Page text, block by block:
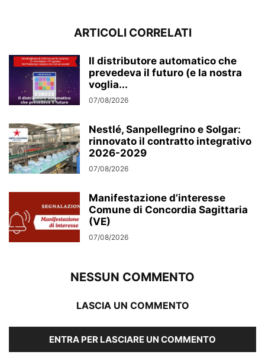
ARTICOLI CORRELATI
Il distributore automatico che
prevedeva il futuro (e la nostra
voglia...
07/08/2026
Nestlé, Sanpellegrino e Solgar:
rinnovato il contratto integrativo
2026-2029
07/08/2026
Manifestazione d’interesse
Comune di Concordia Sagittaria
(VE)
07/08/2026
NESSUN COMMENTO
LASCIA UN COMMENTO
ENTRA PER LASCIARE UN COMMENTO